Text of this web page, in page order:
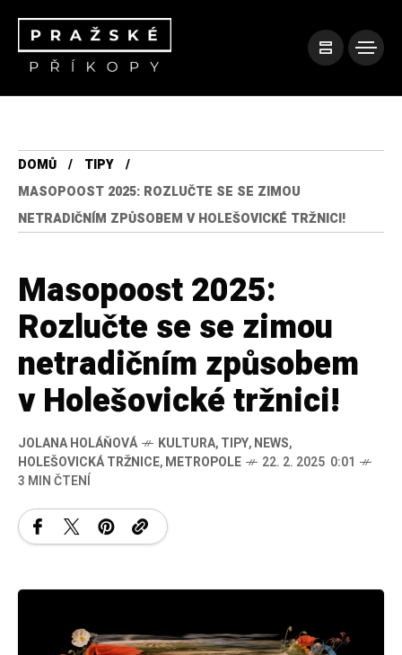
DOMŮ
TIPY
MASOPOOST 2025: ROZLUČTE SE SE ZIMOU
NETRADIČNÍM ZPŮSOBEM V HOLEŠOVICKÉ TRŽNICI!
Masopoost 2025:
Rozlučte se se zimou
netradičním způsobem
v Holešovické tržnici!
JOLANA HOLÁŇOVÁ KULTURA,TIPY,NEWS,
HOLEŠOVICKÁ TRŽNICE,METROPOLE
22. 2. 2025 0:01
3 MIN ČTENÍ